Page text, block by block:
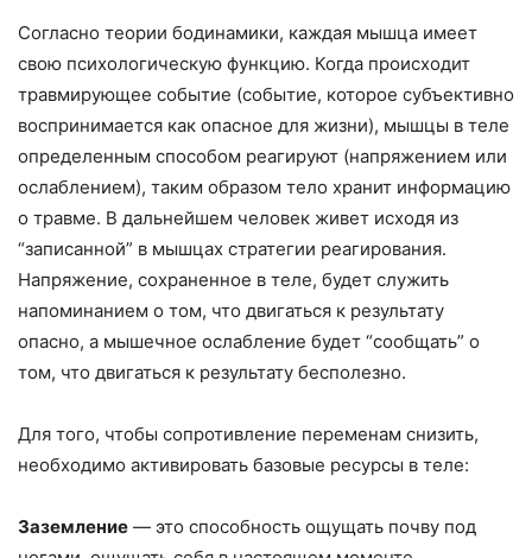
Согласно теории бодинамики, каждая мышца имеет
свою психологическую функцию. Когда происходит
травмирующее событие (событие, которое субъективно
воспринимается как опасное для жизни), мышцы в теле
определенным способом реагируют (напряжением или
ослаблением), таким образом тело хранит информацию
о травме. В дальнейшем человек живет исходя из
“записанной” в мышцах стратегии реагирования.
Напряжение, сохраненное в теле, будет служить
напоминанием о том, что двигаться к результату
опасно, а мышечное ослабление будет “сообщать” о
том, что двигаться к результату бесполезно.
Для того, чтобы сопротивление переменам снизить,
необходимо активировать базовые ресурсы в теле:
Заземление — это способность ощущать почву под